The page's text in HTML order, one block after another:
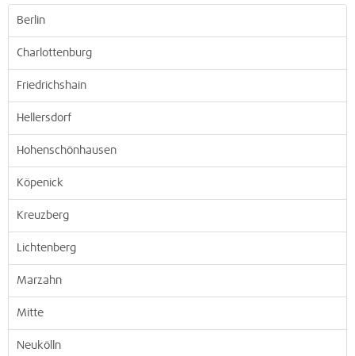
Berlin
Charlottenburg
Friedrichshain
Hellersdorf
Hohenschönhausen
Köpenick
Kreuzberg
Lichtenberg
Marzahn
Mitte
Neukölln